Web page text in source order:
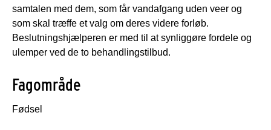
samtalen med dem, som får vandafgang uden veer og
som skal træffe et valg om deres videre forløb.
Beslutningshjælperen er med til at synliggøre fordele og
ulemper ved de to behandlingstilbud.
Fagområde
Fødsel